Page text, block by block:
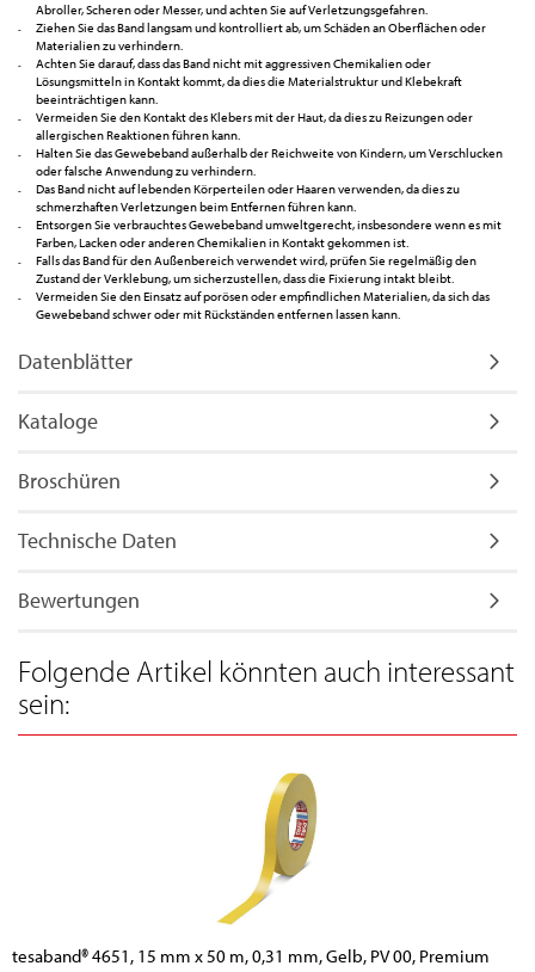
Abroller, Scheren oder Messer, und achten Sie auf Verletzungsgefahren.
Ziehen Sie das Band langsam und kontrolliert ab, um Schäden an Oberflächen oder
Materialien zu verhindern.
Achten Sie darauf, dass das Band nicht mit aggressiven Chemikalien oder
Lösungsmitteln in Kontakt kommt, da dies die Materialstruktur und Klebekraft
beeinträchtigen kann.
Vermeiden Sie den Kontakt des Klebers mit der Haut, da dies zu Reizungen oder
allergischen Reaktionen führen kann.
Halten Sie das Gewebeband außerhalb der Reichweite von Kindern, um Verschlucken
oder falsche Anwendung zu verhindern.
Das Band nicht auf lebenden Körperteilen oder Haaren verwenden, da dies zu
schmerzhaften Verletzungen beim Entfernen führen kann.
Entsorgen Sie verbrauchtes Gewebeband umweltgerecht, insbesondere wenn es mit
Farben, Lacken oder anderen Chemikalien in Kontakt gekommen ist.
Falls das Band für den Außenbereich verwendet wird, prüfen Sie regelmäßig den
Zustand der Verklebung, um sicherzustellen, dass die Fixierung intakt bleibt.
Vermeiden Sie den Einsatz auf porösen oder empfindlichen Materialien, da sich das
Gewebeband schwer oder mit Rückständen entfernen lassen kann.
Datenblätter
Kataloge
Broschüren
Technische Daten
Bewertungen
Folgende Artikel könnten auch interessant
sein:
tesaband® 4651, 15 mm x 50 m, 0,31 mm, Gelb, PV 00, Premium